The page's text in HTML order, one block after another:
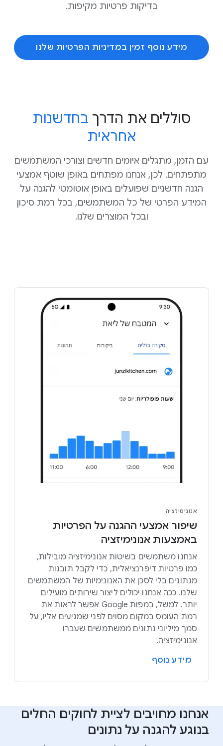
בדיקות פרטיות מקיפות.
מידע נוסף זמין במדיניות הפרטיות שלנו
סוללים את הדרך בחדשנות
אחראית
עם הזמן, מתגלים איומים חדשים וצורכי המשתמשים
מתפתחים. לכן, אנחנו מפתחים באופן שוטף אמצעי
הגנה חדשניים שפועלים באופן אוטומטי להגנה על
המידע הפרטי של כל המשתמשים, בכל רמת סיכון
ובכל המוצרים שלנו.
אנונימיזציה
שיפור אמצעי ההגנה על הפרטיות
באמצעות אנונימיזציה
אנחנו משתמשים בשיטות אנונימיזציה מובילות,
כמו פרטיות דיפרנציאלית, כדי לקבל תובנות
מנתונים בלי לסכן את האנונימיות של המשתמשים
שלנו. ככה אנחנו יכולים ליצור שירותים מועילים
יותר. למשל, במפות Google אפשר לראות את
רמת העומס במקום מסוים לפני שמגיעים אליו, על
סמך מיליוני נתונים ממשתמשים שעברו
אנונימיזציה.
מידע נוסף
אנחנו מחויבים לציית לחוקים החלים
בנוגע להגנה על נתונים